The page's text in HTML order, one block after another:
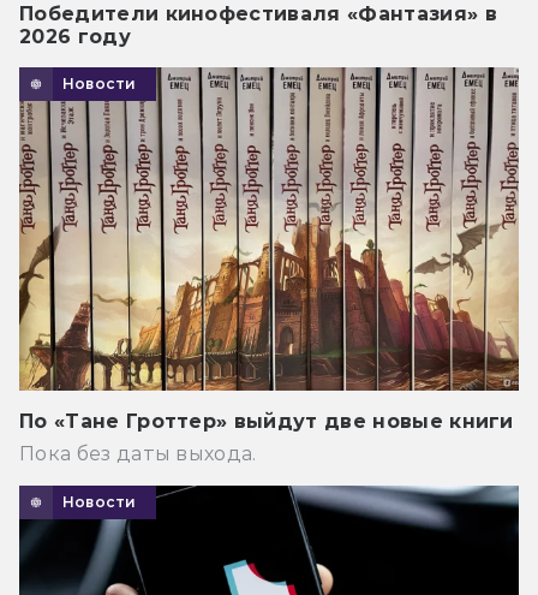
Победители кинофестиваля «Фантазия» в
2026 году
Новости
По «Тане Гроттер» выйдут две новые книги
Пока без даты выхода.
Новости